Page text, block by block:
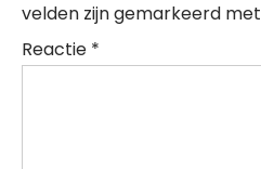
velden zijn gemarkeerd met
Reactie *